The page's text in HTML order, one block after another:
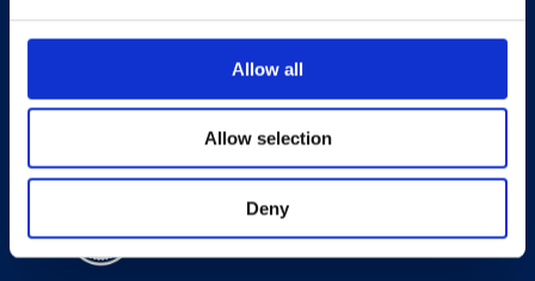
Allow all
Allow selection
Deny
Università eCampus